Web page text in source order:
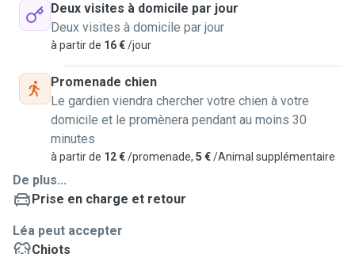
Deux visites à domicile par jour
Deux visites à domicile par jour
à partir de 16 €/jour
Promenade chien
Le gardien viendra chercher votre chien à votre
domicile et le promènera pendant au moins 30
minutes
à partir de 12 €/promenade, 5 €/Animal supplémentaire
De plus...
Prise en charge et retour
Léa peut accepter
Chiots